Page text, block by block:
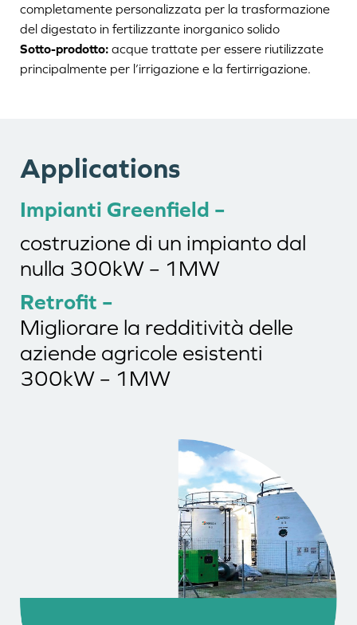
completamente personalizzata per la trasformazione
del digestato in fertilizzante inorganico solido
Sotto-prodotto: acque trattate per essere riutilizzate
principalmente per l’irrigazione e la fertirrigazione.
Applications
Impianti Greenfield –
costruzione di un impianto dal
nulla 300kW – 1MW
Retrofit –
Migliorare la redditività delle
aziende agricole esistenti
300kW – 1MW